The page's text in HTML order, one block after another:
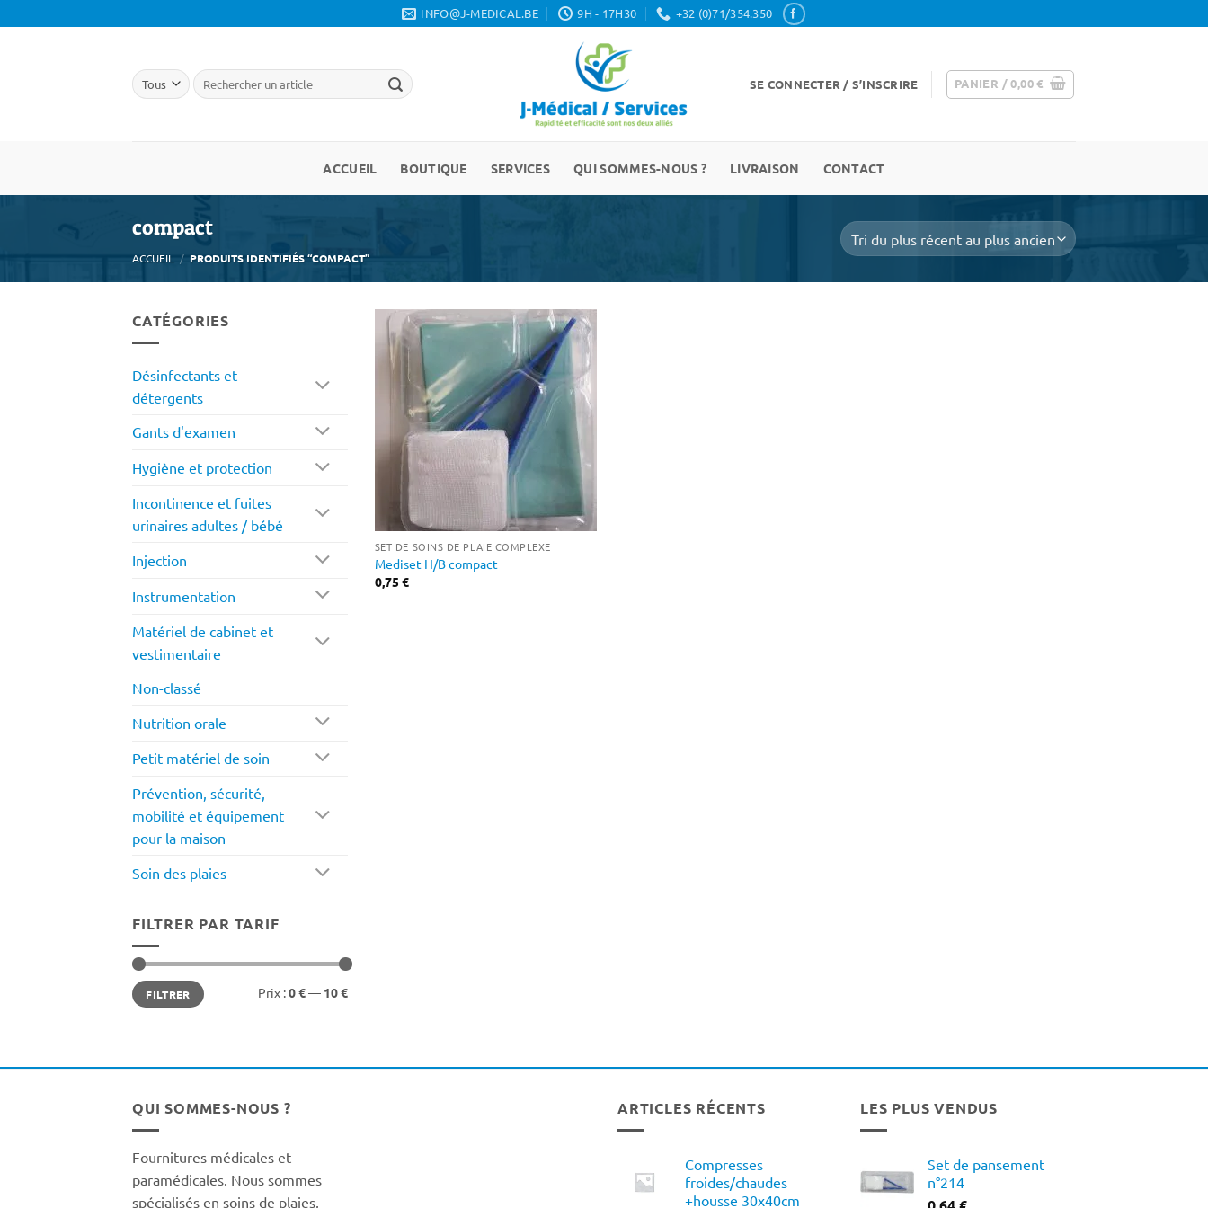
au
INFO@J-MEDICAL.BE 9H - 17H30 +32 (0)71/354.350
SE CONNECTER / S’INSCRIRE PANIER /0,00€
ACCUEIL BOUTIQUE SERVICES QUI SOMMES-NOUS ? LIVRAISON CONTACT
compact
ACCUEIL / PRODUITS IDENTIFIÉS “COMPACT”
CATÉGORIES
Désinfectants et
détergents
Gants d'examen
Hygiène et protection
Incontinence et fuites
urinaires adultes / bébé
Injection
Instrumentation
Matériel de cabinet et
vestimentaire
Non-classé
Nutrition orale
Petit matériel de soin
Prévention, sécurité,
mobilité et équipement
pour la maison
Soin des plaies
FILTRER PAR TARIF
Prix
min
Prix
maxFILTRER Prix :0 €— 10 €
SET DE SOINS DE PLAIE COMPLEXE
Mediset H/B compact
0,75 €
QUI SOMMES-NOUS ?
Fournitures médicales et
paramédicales. Nous sommes
spécialisés en soins de plaies,
ARTICLES RÉCENTS
Compresses
froides/chaudes
+housse 30x40cm
LES PLUS VENDUS
Set de pansement
n°214